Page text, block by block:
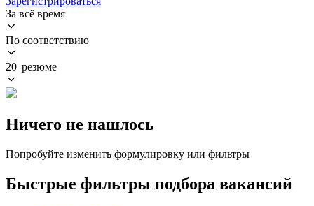
За всё время
По соответствию
20 резюме
Ничего не нашлось
Попробуйте изменить формулировку или фильтры
Быстрые фильтры подбора вакансий